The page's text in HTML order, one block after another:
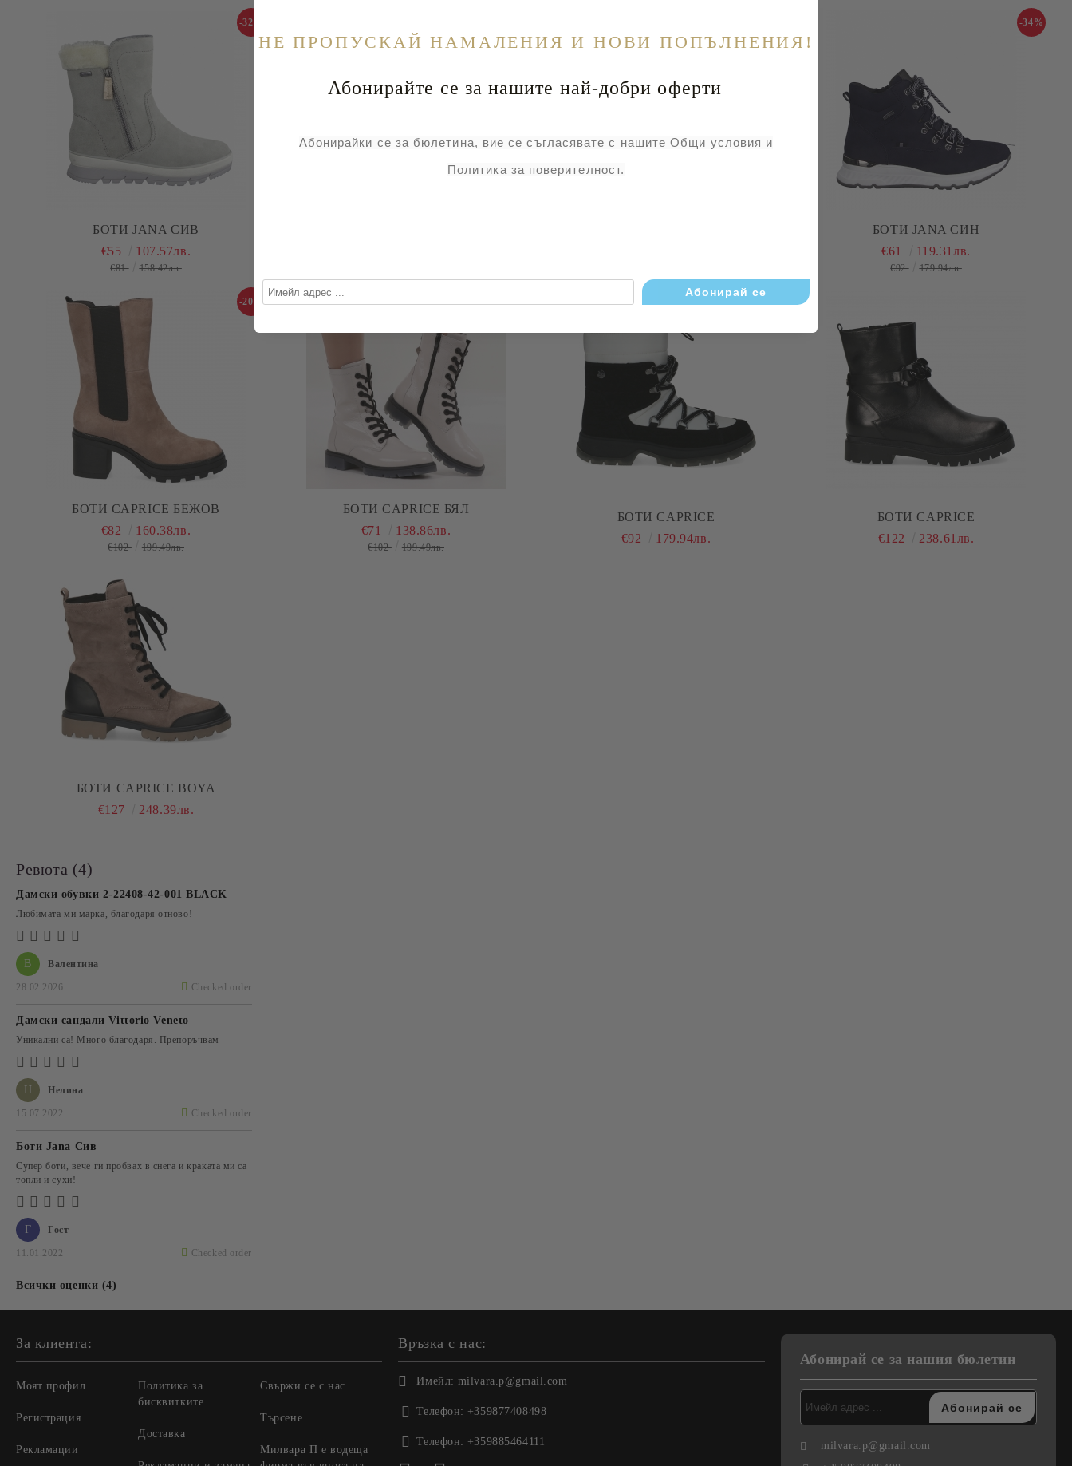
БОТИ JANA СИВ
-32%
€55 107.57лв.
€81 158.42лв.
БОТИ JANA СИН
-34%
€61 119.31лв.
€92 179.94лв.
БОТИ CAPRICE БЕЖОВ
-20%
€82 160.38лв.
€102 199.49лв.
БОТИ CAPRICE БЯЛ
€71 138.86лв.
€102 199.49лв.
БОТИ CAPRICE
€92
179.94лв.
БОТИ CAPRICE
€122
238.61лв.
БОТИ CAPRICE BOYA
€127
248.39лв.
Ревюта (4)
В Валентина
28.02.2026 Checked order
Дамски обувки 2-22408-42-001 BLACK
Любимата ми марка, благодаря отново!
Н Нелина
15.07.2022 Checked order
Дамски сандали Vittorio Veneto
Уникални са! Много благодаря. Препоръчвам
Г Гост
11.01.2022 Checked order
Боти Jana Сив
Супер боти, вече ги пробвах в снега и краката ми са
топли и сухи!
Всички оценки (4)
За клиента:
Моят профил
Регистрация
Рекламации
Политика за
бисквитките
Доставка
Свържи се с нас
Търсене
Милвара П е водеща
Връзка с нас:
Имейл: milvara.p@gmail.com
Телефон: +359877408498
Телефон: +359885464111
Абонирай се за нашия бюлетин
milvara.p@gmail.com
НE ПРОПУСКАЙ НАМАЛЕНИЯ И НОВИ ПОПЪЛНЕНИЯ!
Абонирайте се за нашите най-добри оферти
Абонирайки се за бюлетина, вие се съгласявате с нашите Общи условия и
Политика за поверителност.